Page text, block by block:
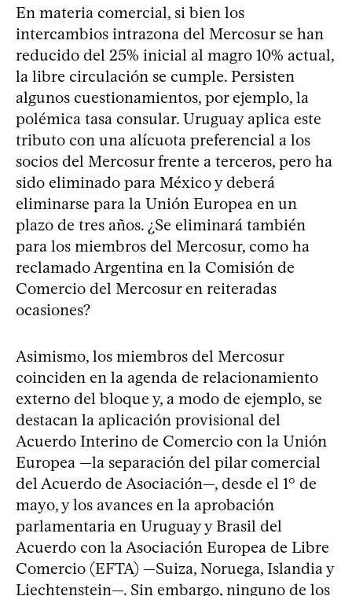
En materia comercial, si bien los
intercambios intrazona del Mercosur se han
reducido del 25% inicial al magro 10% actual,
la libre circulación se cumple. Persisten
algunos cuestionamientos, por ejemplo, la
polémica tasa consular. Uruguay aplica este
tributo con una alícuota preferencial a los
socios del Mercosur frente a terceros, pero ha
sido eliminado para México y deberá
eliminarse para la Unión Europea en un
plazo de tres años. ¿Se eliminará también
para los miembros del Mercosur, como ha
reclamado Argentina en la Comisión de
Comercio del Mercosur en reiteradas
ocasiones?
Asimismo, los miembros del Mercosur
coinciden en la agenda de relacionamiento
externo del bloque y, a modo de ejemplo, se
destacan la aplicación provisional del
Acuerdo Interino de Comercio con la Unión
Europea —la separación del pilar comercial
del Acuerdo de Asociación—, desde el 1° de
mayo, y los avances en la aprobación
parlamentaria en Uruguay y Brasil del
Acuerdo con la Asociación Europea de Libre
Comercio (EFTA) —Suiza, Noruega, Islandia y
Liechtenstein—. Sin embargo, ninguno de los